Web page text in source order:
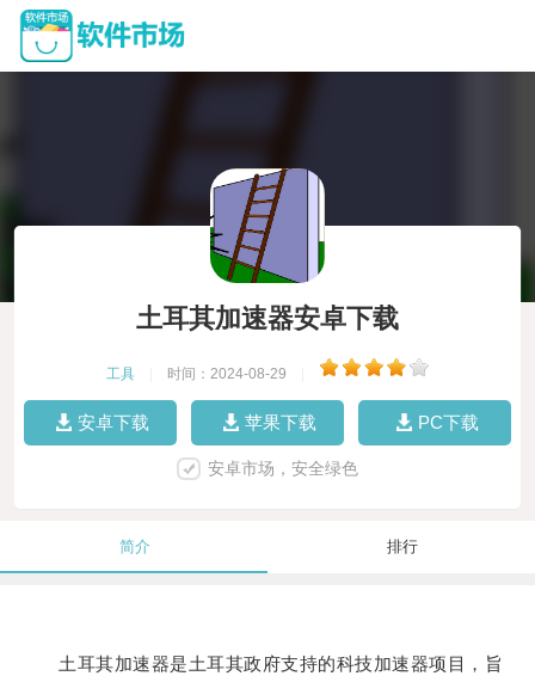
土耳其加速器安卓下载
工具 时间：2024-08-29
安卓下载 苹果下载 PC下载
安卓市场，安全绿色
简介 排行
土耳其加速器是土耳其政府支持的科技加速器项目，旨